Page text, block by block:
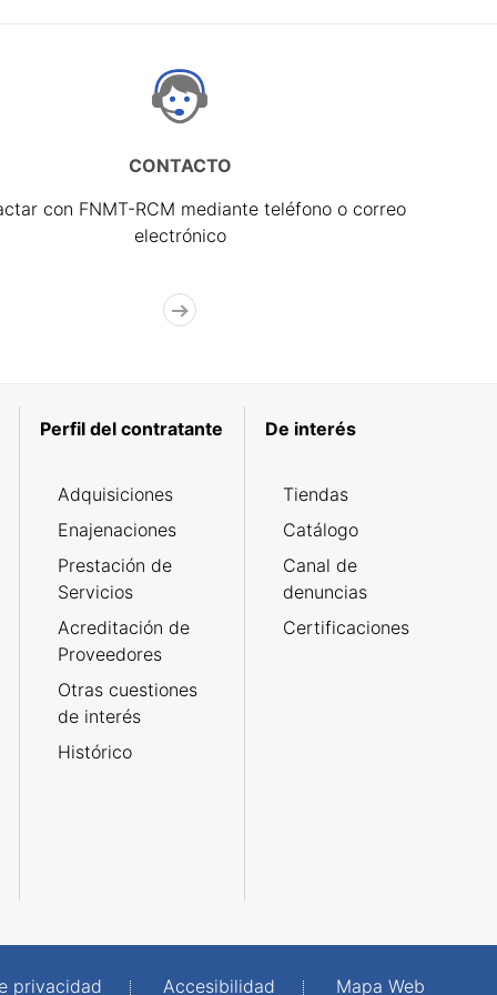
CONTACTO
con FNMT-RCM mediante teléfono o correo
electrónico
Perfil del contratante
Adquisiciones
Enajenaciones
Prestación de
Servicios
Acreditación de
Proveedores
Otras cuestiones
de interés
Histórico
De interés
Tiendas
Catálogo
Canal de
denuncias
Certificaciones
privacidad Accesibilidad Mapa Web